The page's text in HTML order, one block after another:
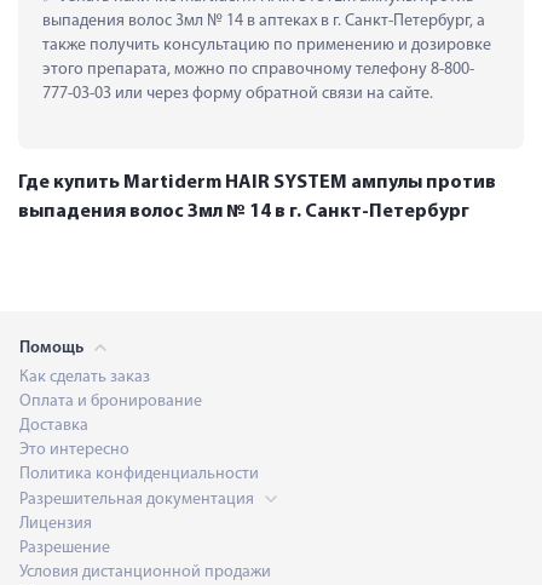
выпадения волос 3мл № 14 в аптеках в г. Санкт-Петербург, а
также получить консультацию по применению и дозировке
этого препарата, можно по справочному телефону 8-800-
777-03-03 или через форму обратной связи на сайте.
Где купить Martiderm HAIR SYSTEM ампулы против
выпадения волос 3мл № 14 в г. Санкт-Петербург
Помощь
Как сделать заказ
Оплата и бронирование
Доставка
Это интересно
Политика конфиденциальности
Разрешительная документация
Лицензия
Разрешение
Условия дистанционной продажи